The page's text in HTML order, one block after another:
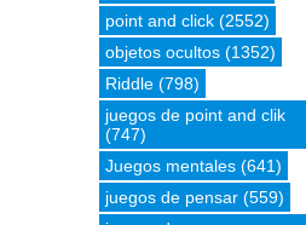
point and click (2552)
objetos ocultos (1352)
Riddle (798)
juegos de point and clik
(747)
Juegos mentales (641)
juegos de pensar (559)